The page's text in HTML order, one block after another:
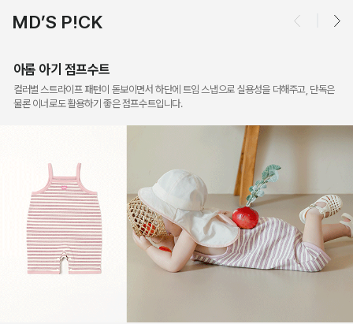
MD’S P!CK
아롬 아기 점프수트
컬러별 스트라이프 패턴이 돋보이면서 하단에 트임 스냅으로 실용성을 더해주고, 단독은
물론 이너로도 활용하기 좋은 점프수트입니다.